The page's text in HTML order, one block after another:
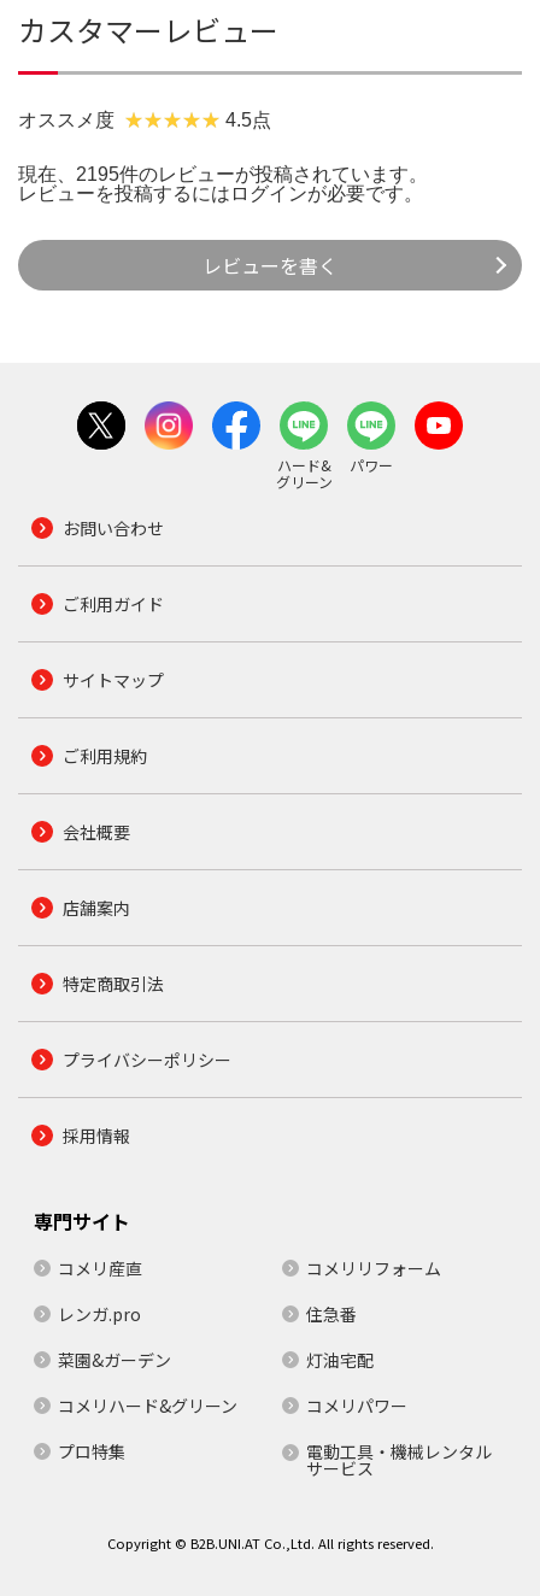
カスタマーレビュー
オススメ度 4.5点
現在、2195件のレビューが投稿されています。
レビューを投稿するには ログインが必要です。
レビューを書く
ハード&
グリーン
パワー
お問い合わせ
ご利用ガイド
サイトマップ
ご利用規約
会社概要
店舗案内
特定商取引法
プライバシーポリシー
採用情報
専門サイト
コメリ産直
コメリリフォーム
レンガ.pro
住急番
菜園&ガーデン
灯油宅配
コメリハード&グリーン
コメリパワー
プロ特集
電動工具・機械レンタル
サービス
Copyright © B2B.UNI.AT Co.,Ltd. All rights reserved.